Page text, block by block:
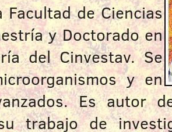
de Ciencias
y Doctorado en
del Cinvestav. Se
y en
Es autor
trabajo de